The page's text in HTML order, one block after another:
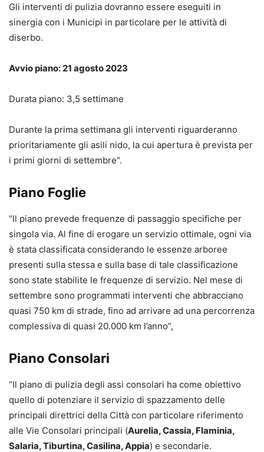
Gli interventi di pulizia dovranno essere eseguiti in
sinergia con i Municipi in particolare per le attività di
diserbo.
Avvio piano: 21 agosto 2023
Durata piano: 3,5 settimane
Durante la prima settimana gli interventi riguarderanno
prioritariamente gli asili nido, la cui apertura è prevista per
i primi giorni di settembre”.
Piano Foglie
“Il piano prevede frequenze di passaggio specifiche per
singola via. Al fine di erogare un servizio ottimale, ogni via
è stata classificata considerando le essenze arboree
presenti sulla stessa e sulla base di tale classificazione
sono state stabilite le frequenze di servizio. Nel mese di
settembre sono programmati interventi che abbracciano
quasi 750 km di strade, fino ad arrivare ad una percorrenza
complessiva di quasi 20.000 km l’anno”,
Piano Consolari
“Il piano di pulizia degli assi consolari ha come obiettivo
quello di potenziare il servizio di spazzamento delle
principali direttrici della Città con particolare riferimento
alle Vie Consolari principali (Aurelia, Cassia, Flaminia,
Salaria, Tiburtina, Casilina, Appia) e secondarie.